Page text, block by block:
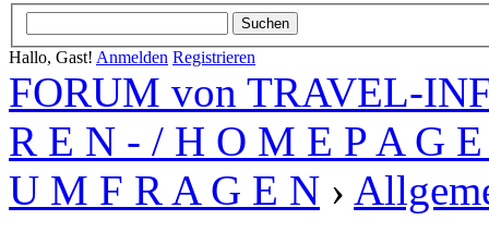
Hallo, Gast! Anmelden Registrieren
FORUM von TRAVEL-
R E N - / H O M E P A G
U M F R A G E N ›